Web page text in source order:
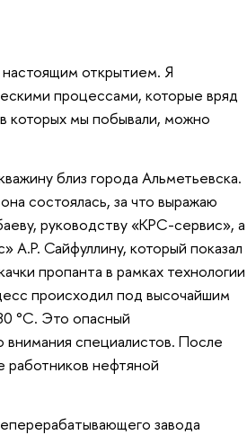
настоящим открытием. Я
процессами, которые вряд
которых мы побывали, можно
близ города Альметьевска.
состоялась, за что выражаю
руководству «КРС-сервис», а
А.Р. Сайфуллину, который показал
пропанта в рамках технологии
происходил под высочайшим
°С. Это опасный
специалистов. После
работников нефтяной
завода